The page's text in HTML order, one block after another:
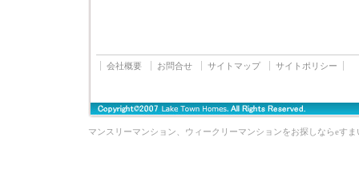
会社概要 お問合せ サイトマップ サイトポリシー
マンスリーマンション、ウィークリーマンションをお探しならeすま